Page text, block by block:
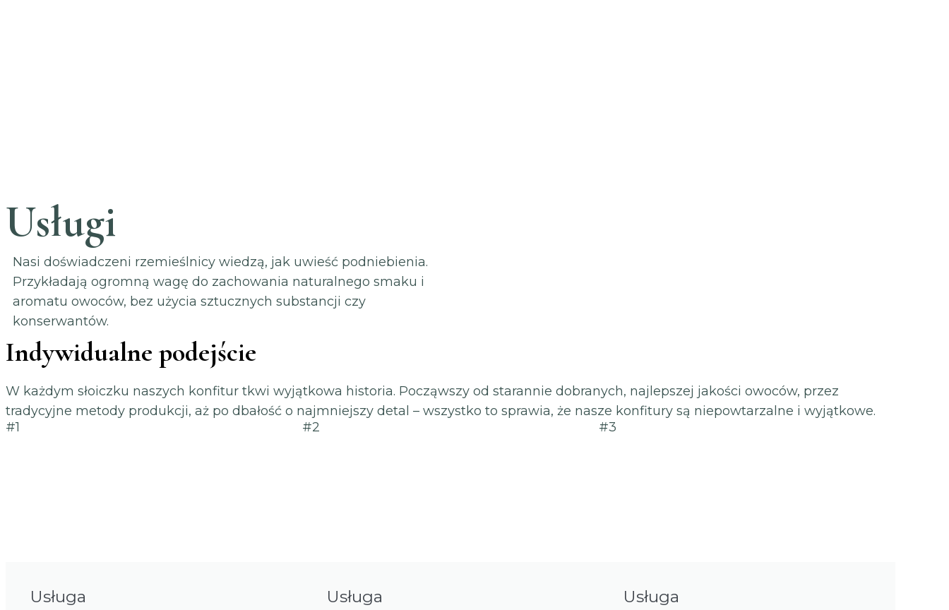
Usługi
Nasi doświadczeni rzemieślnicy wiedzą, jak uwieść podniebienia.
Przykładają ogromną wagę do zachowania naturalnego smaku i
aromatu owoców, bez użycia sztucznych substancji czy
konserwantów.
Indywidualne podejście
W każdym słoiczku naszych konfitur tkwi wyjątkowa historia. Począwszy od starannie dobranych, najlepszej jakości owoców, przez
tradycyjne metody produkcji, aż po dbałość o najmniejszy detal – wszystko to sprawia, że nasze konfitury są niepowtarzalne i wyjątkowe.
Usługa
#1
Usługa
#2
Usługa
#3